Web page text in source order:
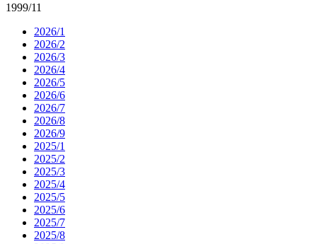
1999/11
2026/1
2026/2
2026/3
2026/4
2026/5
2026/6
2026/7
2026/8
2026/9
2025/1
2025/2
2025/3
2025/4
2025/5
2025/6
2025/7
2025/8